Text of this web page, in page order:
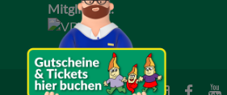
Mitglied im: